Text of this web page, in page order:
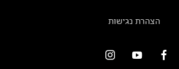
הצהרת נגישות